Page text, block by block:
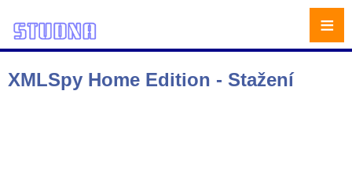
XMLSpy Home Edition - Stažení
≡